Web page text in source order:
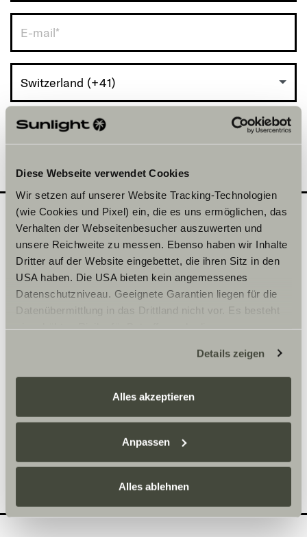
Diese Webseite verwendet Cookies
Wir setzen auf unserer Website Tracking-Technologien
(wie Cookies und Pixel) ein, die es uns ermöglichen, das
Verhalten der Webseitenbesucher auszuwerten und
unsere Reichweite zu messen. Ebenso haben wir Inhalte
Dritter auf der Website eingebettet, die ihren Sitz in den
USA haben. Die USA bieten kein angemessenes
Datenschutzniveau. Geeignete Garantien liegen für die
Datenübermittlung in das Drittland nicht vor. Es besteht
zustehen. Eingesetzte Dienstleister können Daten für
eigene Zwecke verarbeiten und mit anderen Daten
zusammenführen. Weitere Informationen finden Sie hier:
Sunlight Business. Akzeptieren Sie oder wählen Sie
einzelne Cookies/Dienste in den Einstellungen aus,
erteilen Sie uns Ihre Einwilligung zur Verarbeitung Ihrer
freiwillig, für den Besuch der Website nicht erforderlich
und kann jederzeit über die Einstellungen widerrufen
Details zeigen
Alles akzeptieren
Anpassen
Alles ablehnen
Switzerland (+41)
2
Quel modèle souhaiteriez-
vous découvrir en
concession ?
Inscrivez ici la date de votre choix.